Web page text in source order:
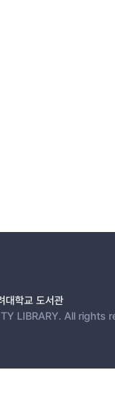
학교 도서관
LIBRARY. All rights